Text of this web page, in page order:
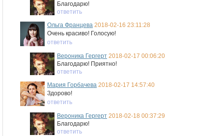
Благодарю!
ответить
Ольга Францева 2018-02-16 23:11:28
Очень красиво! Голосую!
ответить
Вероника Гергерт 2018-02-17 00:06:20
Благодарю! Приятно!
ответить
Мария Горбачева 2018-02-17 14:57:40
Здорово!
ответить
Вероника Гергерт 2018-02-18 00:37:29
Благодарю!
ответить